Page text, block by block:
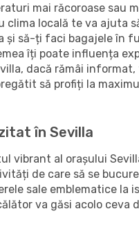
mai răcoroase sau
clima locală te va ajuta
și să-ți faci bagajele în
îți poate influența
dacă rămâi informat,
să profiți la
în Sevilla
vibrant al orașului
de care să se
sale emblematice la
va găsi acolo ceva